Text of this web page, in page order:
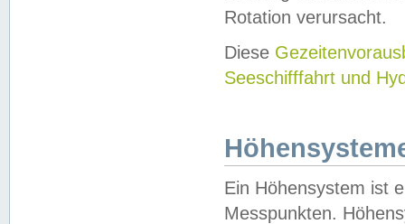
Rotation verursacht.
Diese
Seeschifffahrt und
Ein Höhensystem ist
Messpunkten.